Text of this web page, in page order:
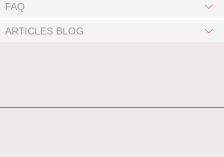
FAQ
ARTICLES BLOG